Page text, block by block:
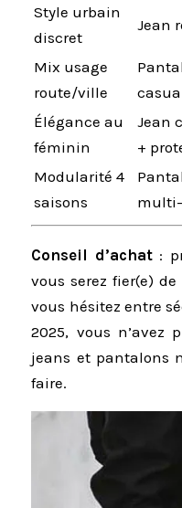
Style urbain
discret
Jean
Mix usage
route/ville
Élégance au
féminin
Jean
+
Modularité 4
saisons
Conseil d’achat:
vous serez fier(e)
vous hésitez entre
2025, vous n’avez
jeans et pantalons
faire.